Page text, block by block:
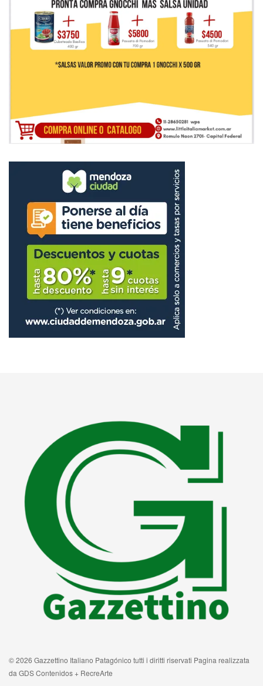
© 2026 Gazzettino Italiano Patagónico tutti i diritti riservati Pagina realizzata
da GDS Contenidos + RecreArte